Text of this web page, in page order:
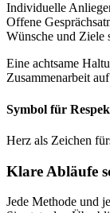
Individuelle
Offene
Wünsche und Ziele
Eine achtsame
Zusammenarbeit
Symbol für
Herz als Zeichen
Klare Abläufe
Jede Methode und